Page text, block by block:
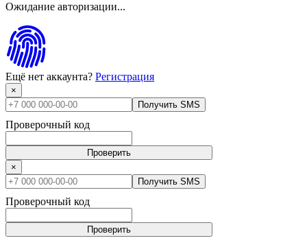
Ожидание авторизации...
Ещё нет аккаунта? Регистрация
×
Получить SMS
Проверочный код
Проверить
×
Получить SMS
Проверочный код
Проверить